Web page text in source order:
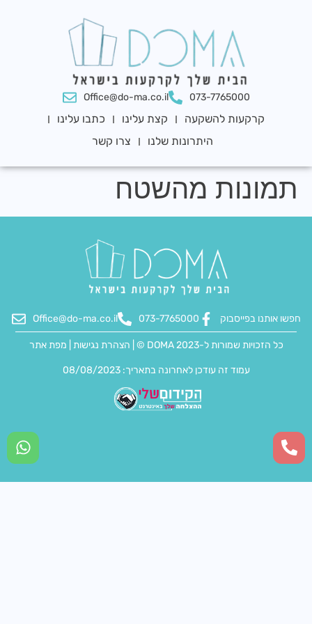
קרקעות להשקעה קצת עלינו
כתבו עלינו
היתרונות שלנו
צרו קשר
Office@do-ma.co.il 073-7765000
תמונות מהשטח
Office@do-ma.co.il 073-7765000 חפשו אותנו בפייסבוק
כל הזכויות שמורות ל-DOMA 2023 © | הצהרת נגישות מפת אתר
עמוד זה עודכן לאחרונה בתאריך: 08/08/2023